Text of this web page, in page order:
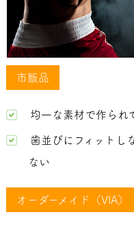
市販品
均一な素材で作られ
歯並びにフィットし
ない
オーダーメイド（VIA）